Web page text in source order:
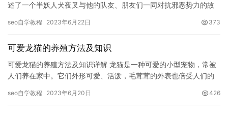
述了一个半妖人犬夜叉与他的队友、朋友们一同对抗邪恶势力的故
叉进行…
seo自学教程 2023年6月22日 373
可爱龙猫的养殖方法及知识
可爱龙猫的养殖方法及知识详解 龙猫是一种可爱的小型宠物，常被
人们养在家中。它们外形可爱、活泼，毛茸茸的外表也倍受人们的
阐述…
seo自学教程 2023年6月20日 426